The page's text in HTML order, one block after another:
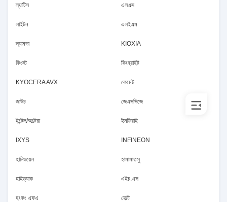
ল্যাটিস এলএস
লাইটন এলইএম
ল্যামডা KIOXIA
কিংস্ট কিংব্রাইট
KYOCERA AVX কেমেট
জাউচ জেএসসিজে
ইন্টেল/অল্টেরা ইনফিরাই
IXYS INFINEON
হানিওয়েল হামামাতসু
হাইড্যাক এইচ.এস
হংকং এফএ হোল্ট